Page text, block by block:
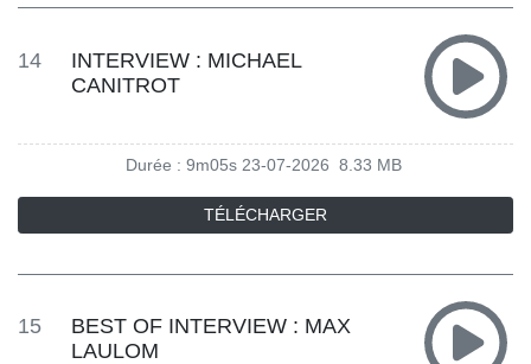
14
INTERVIEW : MICHAEL
CANITROT
Durée : 9m05s 23-07-2026 8.33 MB
TÉLÉCHARGER
15
BEST OF INTERVIEW : MAX
LAULOM